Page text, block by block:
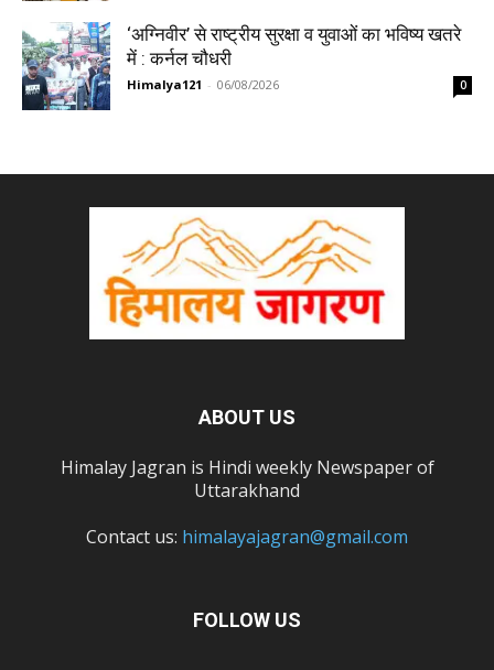
‘अग्निवीर’ से राष्ट्रीय सुरक्षा व युवाओं का भविष्य खतरे
में : कर्नल चौधरी
Himalya121 - 06/08/2026 0
ABOUT US
Himalay Jagran is Hindi weekly Newspaper of
Uttarakhand
Contact us: himalayajagran@gmail.com
FOLLOW US